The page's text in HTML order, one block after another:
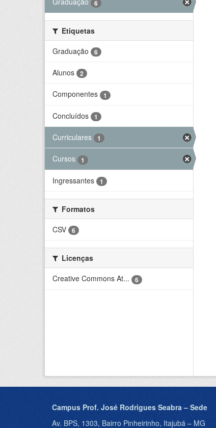
6
Etiquetas
Graduação
6
Alunos 2
Componentes 1
Concluídos 1
Curriculares 1
Cursos 1
Ingressantes 1
Formatos
CSV
6
Licenças
Creative Commons At...
6
Campus Prof. José Rodrigues Seabra – Sede
Av. BPS, 1303, Bairro Pinheirinho, Itajubá – MG